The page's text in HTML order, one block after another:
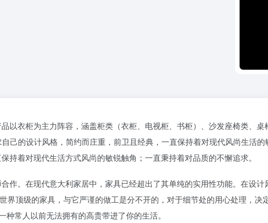
以衣柜为主力阵容，涵盖柜类（衣柜、电视柜、书柜）、沙发座椅类、
己的设计风格，简约而庄重，前卫且经典，一直保持着对现代风尚生活
持着对现代生活方式风尚的敏锐触角；一直秉持着对品质的不懈追求。
作。在现代意大利家居中，家具已经超出了其单纯的实用性功能。在设
界顶级的家具，与它严谨的做工是分不开的，对于细节处的用心处理，
常人以前无法拥有的高贵带进了你的生活。